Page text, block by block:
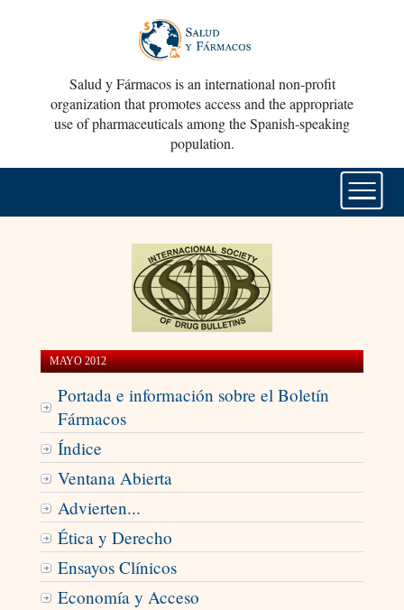
Salud y Fármacos is an international non-profit
organization that promotes access and the appropriate
use of pharmaceuticals among the Spanish-speaking
population.
MAYO 2012
Portada e información sobre el Boletín
Fármacos
Índice
Ventana Abierta
Advierten...
Ética y Derecho
Ensayos Clínicos
Economía y Acceso